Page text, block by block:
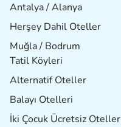
Antalya / Alanya
Herşey Dahil Oteller
Muğla / Bodrum
Tatil Köyleri
Alternatif Oteller
Balayı Otelleri
İki Çocuk Ücretsiz Oteller